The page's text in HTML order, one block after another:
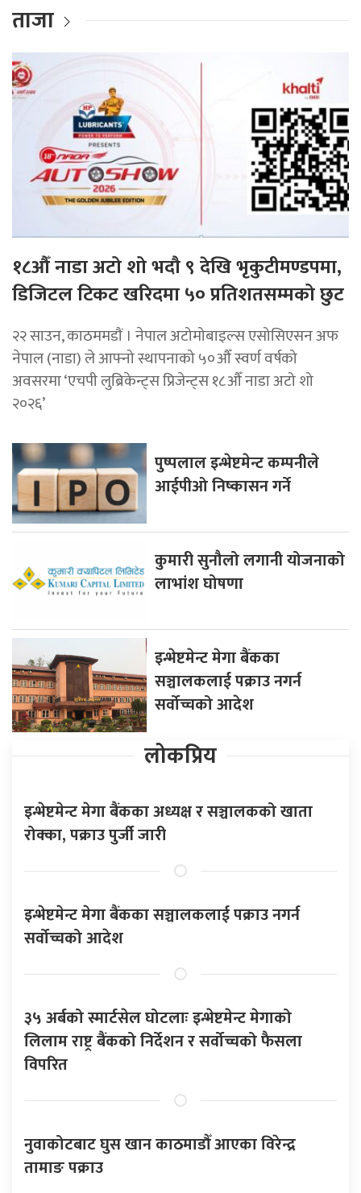
ताजा
१८औँ नाडा अटो शो भदौ ९ देखि भृकुटीमण्डपमा,
डिजिटल टिकट खरिदमा ५० प्रतिशतसम्मको छुट
२२ साउन, काठममडाैं । नेपाल अटोमोबाइल्स एसोसिएसन अफ
नेपाल (नाडा) ले आफ्नो स्थापनाको ५०औँ स्वर्ण वर्षको
अवसरमा ‘एचपी लुब्रिकेन्ट्स प्रिजेन्ट्स १८औँ नाडा अटो शो
२०२६’
पुष्पलाल इन्भेष्टमेन्ट कम्पनीले
आईपीओ निष्कासन गर्ने
कुमारी सुनौलो लगानी योजनाको
लाभांश घोषणा
इन्भेष्टमेन्ट मेगा बैंकका
सञ्चालकलाई पक्राउ नगर्न
सर्वोच्चको आदेश
लोकप्रिय
इन्भेष्टमेन्ट मेगा बैंकका अध्यक्ष र सञ्चालकको खाता
रोक्का, पक्राउ पुर्जी जारी
इन्भेष्टमेन्ट मेगा बैंकका सञ्चालकलाई पक्राउ नगर्न
सर्वोच्चको आदेश
३५ अर्बको स्मार्टसेल घोटलाः इन्भेष्टमेन्ट मेगाको
लिलाम राष्ट्र बैंकको निर्देशन र सर्वोच्चको फैसला
विपरित
नुवाकोटबाट घुस खान काठमाडौँ आएका विरेन्द्र
तामाङ पक्राउ